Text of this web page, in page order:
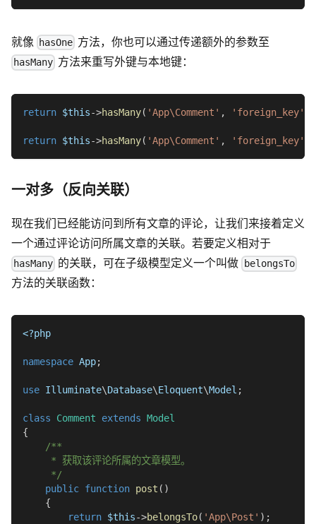
就像 hasOne 方法，你也可以通过传递额外的参数至
hasMany 方法来重写外键与本地键：
return $this->hasMany( 'App\Comment' , 'foreign_key'
return $this->hasMany( 'App\Comment' , 'foreign_key'
一对多（反向关联）
现在我们已经能访问到所有文章的评论，让我们来接着定义
一个通过评论访问所属文章的关联。若要定义相对于
hasMany 的关联，可在子级模型定义一个叫做 belongsTo
方法的关联函数：
<?php
namespace App;
use Illuminate\Database\Eloquent\Model ;
class Comment extends Model
{
/**
     * 获取该评论所属的文章模型。
     */
public function post ( )
{
return $this->belongsTo( 'App\Post' ) ;